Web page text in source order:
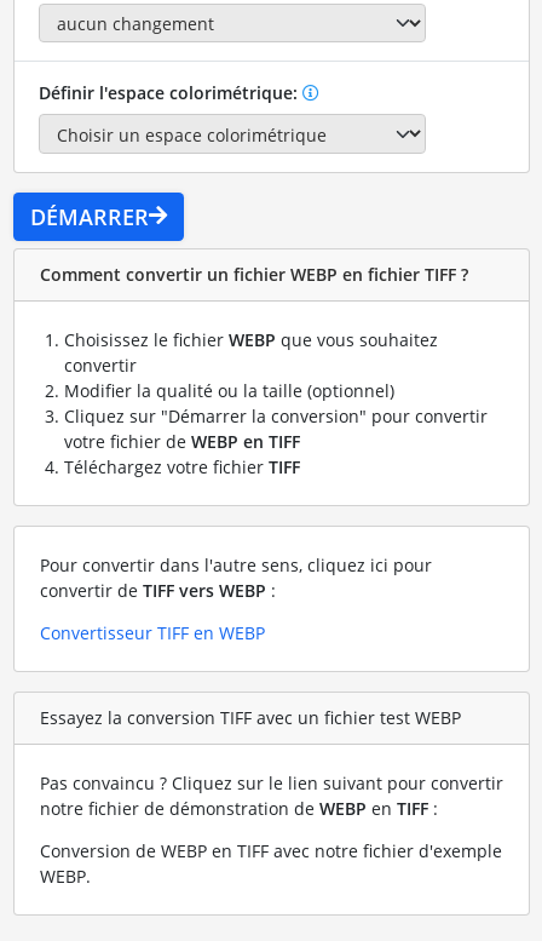
Définir l'espace colorimétrique:
DÉMARRER
Comment convertir un fichier WEBP en fichier TIFF ?
Choisissez le fichier WEBP que vous souhaitez
convertir
Modifier la qualité ou la taille (optionnel)
Cliquez sur "Démarrer la conversion" pour convertir
votre fichier de WEBP en TIFF
Téléchargez votre fichier TIFF
Pour convertir dans l'autre sens, cliquez ici pour
convertir de TIFF vers WEBP :
Convertisseur TIFF en WEBP
Essayez la conversion TIFF avec un fichier test WEBP
Pas convaincu ? Cliquez sur le lien suivant pour convertir
notre fichier de démonstration de WEBP en TIFF:
Conversion de WEBP en TIFF avec notre fichier d'exemple
WEBP.